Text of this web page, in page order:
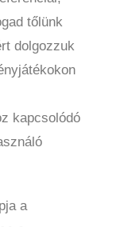
tőlünk
dolgozzuk
kapcsolódó
a